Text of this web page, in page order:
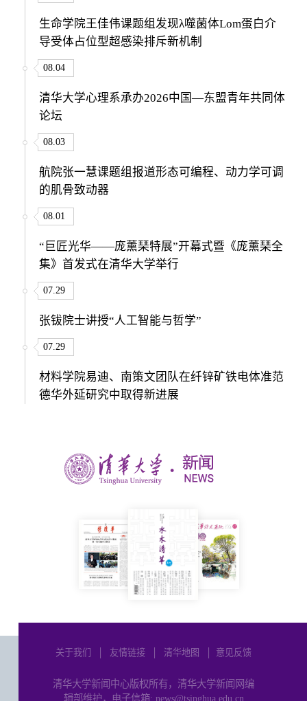
生命学院王佳伟课题组发现λ噬菌体Lom蛋白介
导受体占位型超感染排斥新机制
08.04
清华大学心理系承办2026中国—东盟青年共同体
论坛
08.03
航院张一慧课题组报道形态可编程、动力学可调
的肌骨致动器
08.01
“巨匠光华——庞薰琹特展”开幕式暨《庞薰琹全
集》首发式在清华大学举行
07.29
张钹院士讲授“人工智能与哲学”
07.29
材料学院易迪、南策文团队在纤锌矿铁电体准范
德华外延研究中取得新进展
关于我们 友情链接 清华地图 意见反馈
清华大学新闻中心版权所有，清华大学新闻网编
辑部维护，电子信箱: news@tsinghua.edu.cn